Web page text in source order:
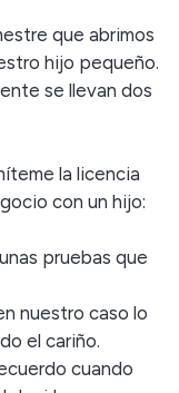
que abrimos
hijo pequeño.
se llevan dos
la licencia
con un hijo:
pruebas que
nuestro caso lo
el cariño.
cuando